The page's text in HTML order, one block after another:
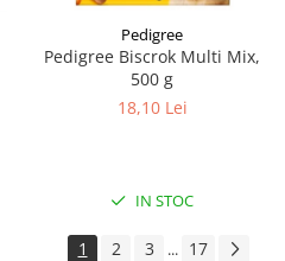
Pedigree
Pedigree Biscrok Multi Mix,
500 g
18,10 Lei
IN STOC
1 2 3 ... 17